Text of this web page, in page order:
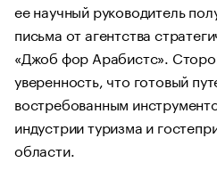
ее научный руководитель
письма от агентства
«Джоб фор Арабистс».
уверенность, что готовый
востребованным
индустрии туризма и
области.